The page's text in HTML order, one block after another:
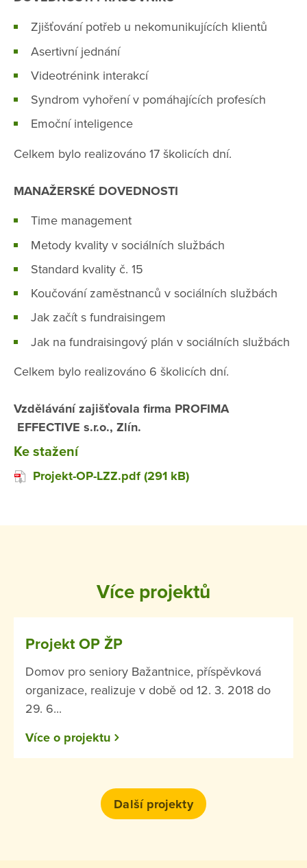
Zjišťování potřeb u nekomunikujících klientů
Asertivní jednání
Videotrénink interakcí
Syndrom vyhoření v pomáhajících profesích
Emoční inteligence
Celkem bylo realizováno 17 školicích dní.
MANAŽERSKÉ DOVEDNOSTI
Time management
Metody kvality v sociálních službách
Standard kvality č. 15
Koučování zaměstnanců v sociálních službách
Jak začít s fundraisingem
Jak na fundraisingový plán v sociálních službách
Celkem bylo realizováno 6 školicích dní.
Vzdělávání zajišťovala firma PROFIMA
EFFECTIVE s.r.o., Zlín.
Ke stažení
Projekt-OP-LZZ.pdf (291 kB)
Více projektů
Projekt OP ŽP
Domov pro seniory Bažantnice, příspěvková
organizace, realizuje v době od 12. 3. 2018 do
29. 6...
Více o projektu
Další projekty